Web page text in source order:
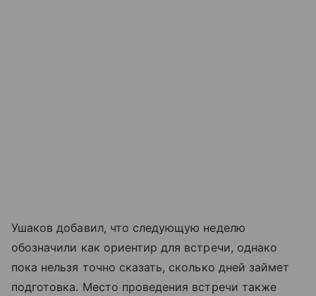
Ушаков добавил, что следующую неделю
обозначили как ориентир для встречи, однако
пока нельзя точно сказать, сколько дней займет
подготовка. Место проведения встречи также